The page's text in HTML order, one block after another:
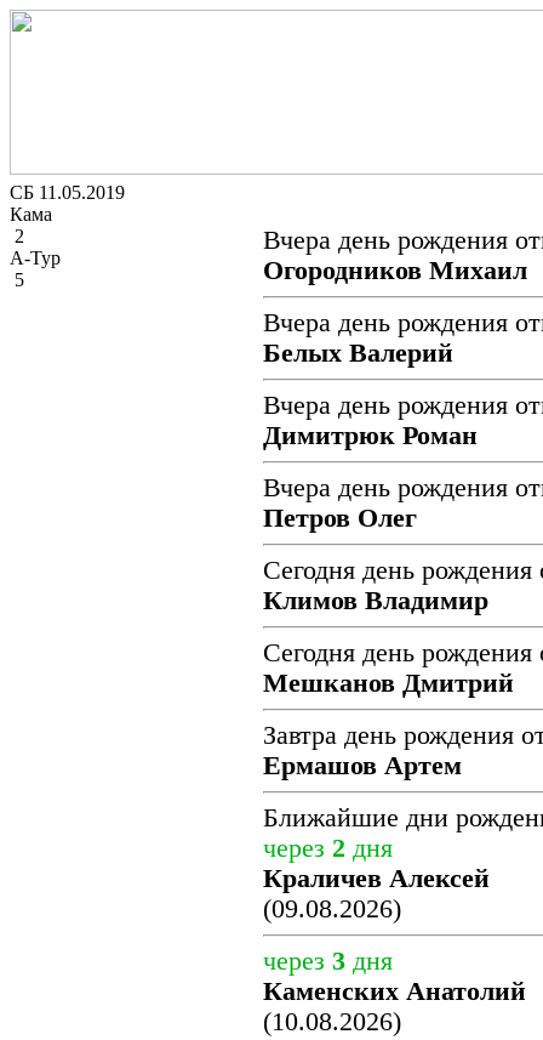
СБ 11.05.2019
Кама
2
А-Тур
5
Вчера день рождения
Огородников Михаил
Вчера день рождения
Белых Валерий
Вчера день рождения
Димитрюк Роман
Вчера день рождения
Петров Олег
Сегодня день рождения
Климов Владимир
Сегодня день рождения
Мешканов Дмитрий
Завтра день рождения
Ермашов Артем
Ближайшие дни
через 2 дня
Краличев Алексей
(09.08.2026)
через 3 дня
Каменских Анатолий
(10.08.2026)